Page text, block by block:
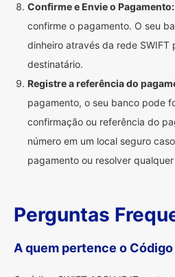
Confirme e Envie o Pagamento:
confirme o pagamento. O seu
dinheiro através da rede SWIFT
destinatário.
Registre a referência do
pagamento, o seu banco pode
confirmação ou referência do
número em um local seguro
pagamento ou resolver
Perguntas
A quem pertence o Código